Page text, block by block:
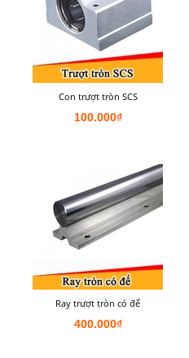
Con trượt tròn SCS
100.000₫
Ray trượt tròn có đế
400.000₫